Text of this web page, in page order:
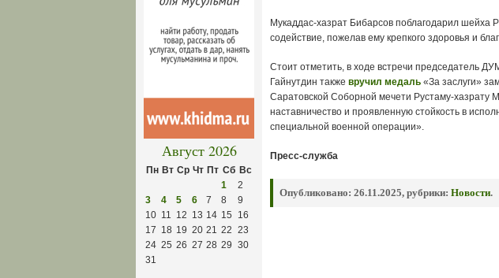
Август 2026
Пн Вт Ср Чт Пт Сб Вс
1
2
3
4 5 6 7 8
9
10 11 12 13 14 15
16
17 18 19 20 21 22 23
24 25 26 27 28 29 30
31
Мукаддас-хазрат Бибарсов поблагодарил шейха
содействие, пожелав ему крепкого здоровья и
Стоит отметить, в ходе встречи председатель
Гайнутдин также вручил медаль «За заслуги»
Саратовской Соборной мечети Рустаму-хазрату
наставничество и проявленную стойкость в
специальной военной операции».
Пресс-служба
Опубликовано: 26.11.2025, рубрики: Новости.